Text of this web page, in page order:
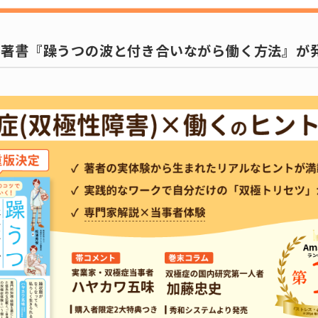
書『躁うつの波と付き合いながら働く方法』が